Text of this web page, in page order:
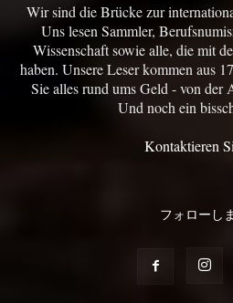
Wir sind die Brücke zur
Uns lesen Sammler,
Wissenschaft sowie alle, die mit
haben. Unsere Leser kommen aus
Sie alles rund ums Geld - von der
Und noch ein
Kontaktieren
フォローし